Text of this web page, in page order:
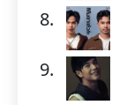
8.
9.